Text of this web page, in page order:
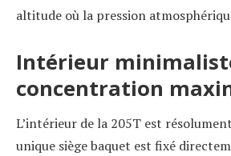
altitude où la pression
Intérieur
concentration
L’intérieur de la 205T est
unique siège baquet est fixé